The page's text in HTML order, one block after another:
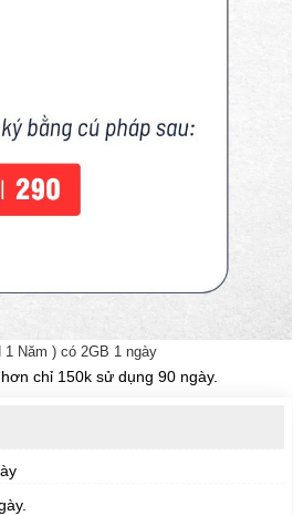
Năm ) có 2GB 1 ngày
chỉ 150k sử dụng 90 ngày.